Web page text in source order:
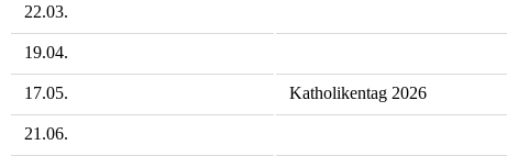
22.03.
19.04.
17.05. Katholikentag 2026
21.06.